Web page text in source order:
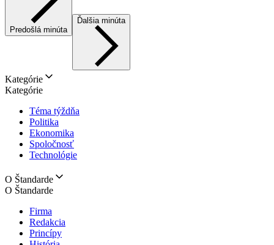
Predošlá minúta
Ďalšia minúta
Kategórie
Kategórie
Téma týždňa
Politika
Ekonomika
Spoločnosť
Technológie
O Štandarde
O Štandarde
Firma
Redakcia
Princípy